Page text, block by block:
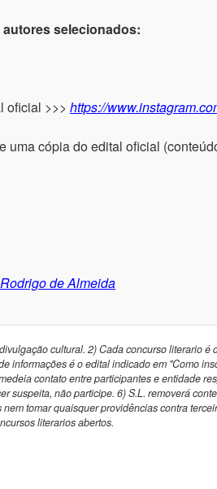
selecionados:
oficial >>> https://
uma cópia do edital oficial
de Almeida
cultural. 2) Cada concurso literario
informações é o edital indicado em "Como
contato entre participantes e entidade
suspeita, não participe. 6) S.L. removerá
tomar quaisquer providências contra
literarios abertos.